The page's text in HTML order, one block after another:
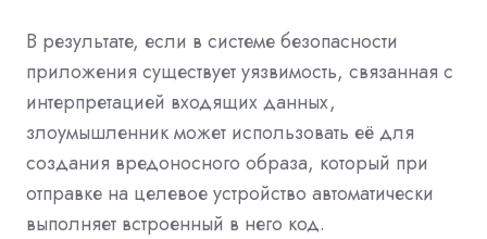
В результате, если в системе безопасности
приложения существует уязвимость, связанная с
интерпретацией входящих данных,
злоумышленник может использовать её для
создания вредоносного образа, который при
отправке на целевое устройство автоматически
выполняет встроенный в него код.